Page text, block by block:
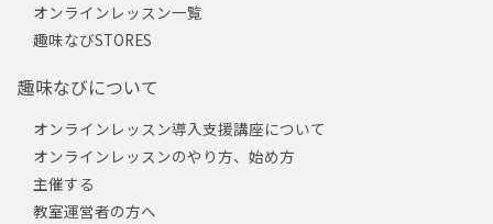
オンラインレッスン一覧
趣味なびSTORES
趣味なびについて
オンラインレッスン導入支援講座について
オンラインレッスンのやり方、始め方
主催する
教室運営者の方へ